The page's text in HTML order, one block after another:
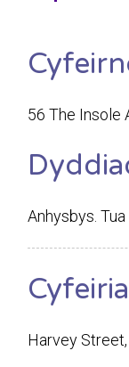
56 The Insole
Anhysbys.
Harvey Street,